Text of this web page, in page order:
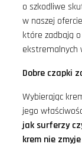
o szkodliwe
w naszej
które zadbają
ekstremalnych
Dobre czapki
Wybierając
jego
jak surferzy
krem nie